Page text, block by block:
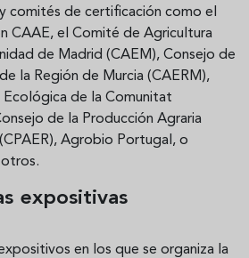
comités de certificación como el
CAAE, el Comité de Agricultura
de Madrid (CAEM), Consejo de
la Región de Murcia (CAERM),
de la Comunitat
de la Producción Agraria
Agrobio Portugal, o
expositivas
en los que se organiza la